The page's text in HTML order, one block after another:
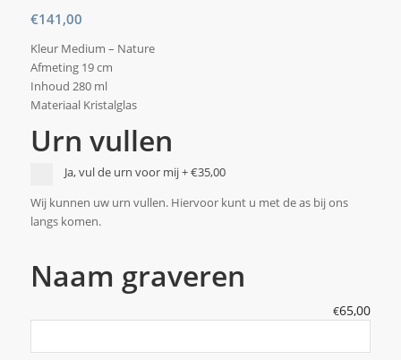
€141,00
Kleur Medium – Nature
Afmeting 19 cm
Inhoud 280 ml
Materiaal Kristalglas
Urn vullen
Ja, vul de urn voor mij+€35,00
Wij kunnen uw urn vullen. Hiervoor kunt u met de as bij ons
langs komen.
Naam graveren
€65,00